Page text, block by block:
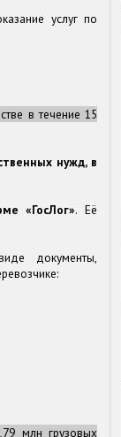
услуг по
в течение 15
нужд, в
«ГосЛог». Её
документы,
млн грузовых